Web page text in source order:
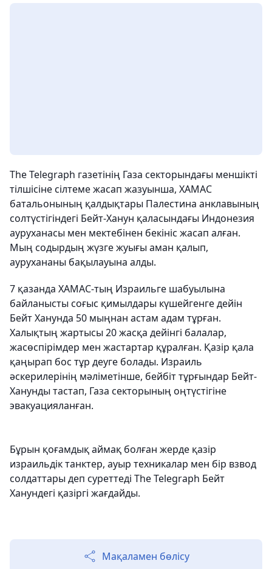
The Telegraph газетінің Газа секторындағы меншікті
тілшісіне сілтеме жасап жазуынша, ХАМАС
батальонының қалдықтары Палестина анклавының
солтүстігіндегі Бейт-Ханун қаласындағы Индонезия
ауруханасы мен мектебінен бекініс жасап алған.
Мың содырдың жүзге жуығы аман қалып,
аурухананы бақылауына алды.
7 қазанда ХАМАС-тың Израильге шабуылына
байланысты соғыс қимылдары күшейгенге дейін
Бейт Ханунда 50 мыңнан астам адам тұрған.
Халықтың жартысы 20 жасқа дейінгі балалар,
жасөспірімдер мен жастартар құралған. Қазір қала
қаңырап бос тұр деуге болады. Израиль
әскерилерінің мәліметінше, бейбіт тұрғындар Бейт-
Ханунды тастап, Газа секторының оңтүстігіне
эвакуацияланған.
Бұрын қоғамдық аймақ болған жерде қазір
израильдік танктер, ауыр техникалар мен бір взвод
солдаттары деп суреттеді The Telegraph Бейт
Ханундегі қазіргі жағдайды.
Мақаламен бөлісу